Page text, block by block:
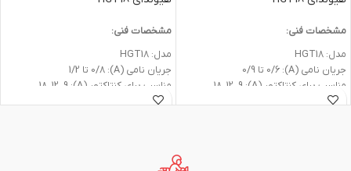
مشخصات فنی:
مدل: HGT18
جريان نامي (A): 0/6 تا 0/9
مناسب برای کنتاکتور (A): 18، 12، 9
تعداد كنتاكت ها: 1NO+1NC
مشخصات فنی:
مدل: HGT18
جريان نامي (A): 0/8 تا 1/2
مناسب برای کنتاکتور (A): 18، 12، 9
تعداد كنتاكت ها: 1NO+1NC
شرکت سازنده: هیوندای